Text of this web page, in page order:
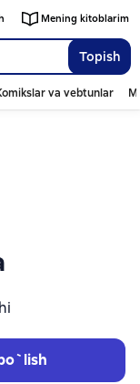
Topish
Mening kitoblarim
va vebtunlar